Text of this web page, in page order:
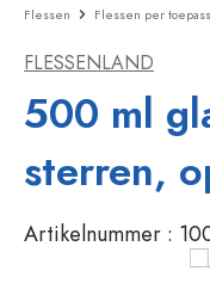
Flessen
Servies
Flessen Flessen per
FLESSENLAND
500 ml
sterren,
Artikelnummer :